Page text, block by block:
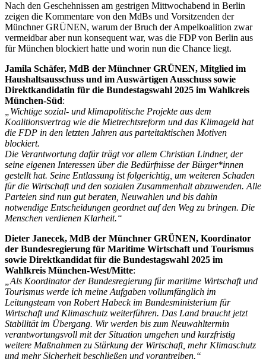
Nach den Geschehnissen am gestrigen Mittwochabend in Berlin
zeigen die Kommentare von den MdBs und Vorsitzenden der
Münchner GRÜNEN, warum der Bruch der Ampelkoalition zwar
vermeidbar aber nun konsequent war, was die FDP von Berlin aus
für München blockiert hatte und worin nun die Chance liegt.
Jamila Schäfer, MdB der Münchner GRÜNEN, Mitglied im
Haushaltsausschuss und im Auswärtigen Ausschuss sowie
Direktkandidatin für die Bundestagswahl 2025 im Wahlkreis
München-Süd:
„Wichtige sozial- und klimapolitische Projekte aus dem
Koalitionsvertrag wie die Mietrechtsreform und das Klimageld hat
die FDP in den letzten Jahren aus parteitaktischen Motiven
blockiert.
Die Verantwortung dafür trägt vor allem Christian Lindner, der
seine eigenen Interessen über die Bedürfnisse der Bürger*innen
gestellt hat. Seine Entlassung ist folgerichtig, um weiteren Schaden
für die Wirtschaft und den sozialen Zusammenhalt abzuwenden. Alle
Parteien sind nun gut beraten, Neuwahlen und bis dahin
notwendige Entscheidungen geordnet auf den Weg zu bringen. Die
Menschen verdienen Klarheit.“
Dieter Janecek, MdB der Münchner GRÜNEN, Koordinator
der Bundesregierung für Maritime Wirtschaft und Tourismus
sowie Direktkandidat für die Bundestagswahl 2025 im
Wahlkreis München-West/Mitte:
„Als Koordinator der Bundesregierung für maritime Wirtschaft und
Tourismus werde ich meine Aufgaben vollumfänglich im
Leitungsteam von Robert Habeck im Bundesministerium für
Wirtschaft und Klimaschutz weiterführen. Das Land braucht jetzt
Stabilität im Übergang. Wir werden bis zum Neuwahltermin
verantwortungsvoll mit der Situation umgehen und kurzfristig
weitere Maßnahmen zu Stärkung der Wirtschaft, mehr Klimaschutz
und mehr Sicherheit beschließen und vorantreiben.“